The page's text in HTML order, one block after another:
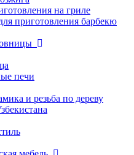
на гриле
приготовления барбекю
печи
и резьба по дереву